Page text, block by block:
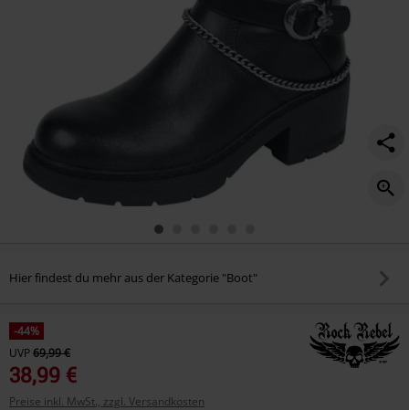
Hier findest du mehr aus der Kategorie "Boot"
-44%
UVP69,99 €
38,99 €
Preise inkl. MwSt., zzgl. Versandkosten